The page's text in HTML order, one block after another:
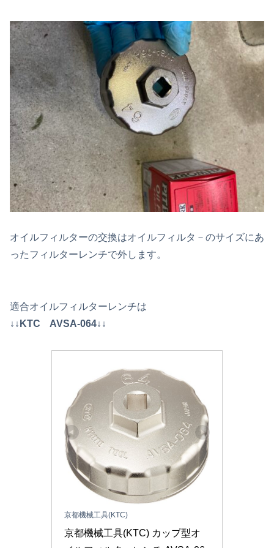
オイルフィルターの交換はオイルフィルタ－のサイズにあ
ったフィルターレンチで外します。
適合オイルフィルターレンチは
↓↓KTC AVSA-064↓↓
京都機械工具(KTC)
京都機械工具(KTC) カップ型オ